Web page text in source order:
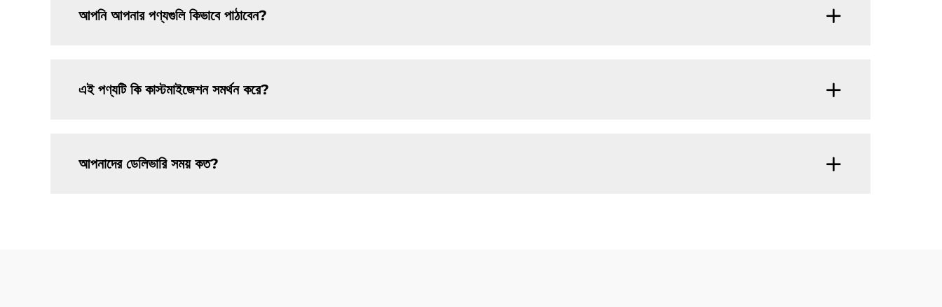
আপনি আপনার পণ্যগুলি কিভাবে পাঠাবেন?
এই পণ্যটি কি কাস্টমাইজেশন সমর্থন করে?
আপনাদের ডেলিভারি সময় কত?